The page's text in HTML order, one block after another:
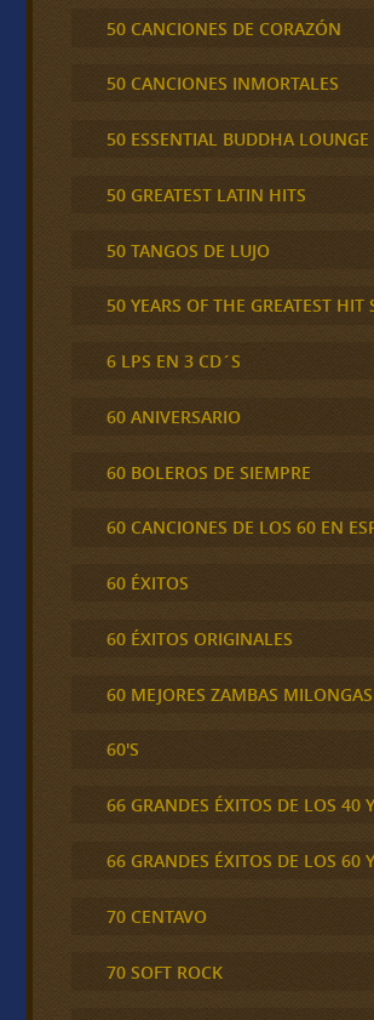
50 CANCIONES DE CORAZÓN
50 CANCIONES INMORTALES
50 ESSENTIAL BUDDHA LOUNGE
50 GREATEST LATIN HITS
50 TANGOS DE LUJO
50 YEARS OF THE GREATEST HIT
6 LPS EN 3 CD´S
60 ANIVERSARIO
60 BOLEROS DE SIEMPRE
60 CANCIONES DE LOS 60 EN
60 ÉXITOS
60 ÉXITOS ORIGINALES
60 MEJORES ZAMBAS
60'S
66 GRANDES ÉXITOS DE LOS 40
66 GRANDES ÉXITOS DE LOS 60
70 CENTAVO
70 SOFT ROCK